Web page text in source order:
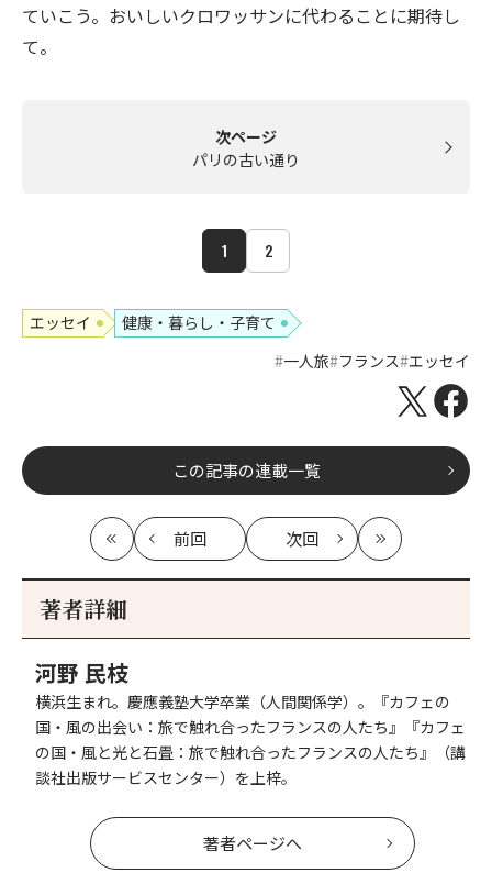
ていこう。おいしいクロワッサンに代わることに期待し
て。
次ページ
パリの古い通り
1 2
エッセイ
健康・暮らし・子育て
一人旅 フランス エッセイ
この記事の連載一覧
最
初
前回
記
次回
記
最
新
著者詳細
河野 民枝
横浜生まれ。慶應義塾大学卒業（人間関係学）。『カフェの
国・風の出会い：旅で触れ合ったフランスの人たち』『カフェ
の国・風と光と石畳：旅で触れ合ったフランスの人たち』（講
談社出版サービスセンター）を上梓。
著者ページへ